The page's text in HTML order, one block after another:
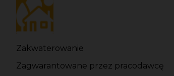
Zakwaterowanie
Zagwarantowane przez pracodawcę